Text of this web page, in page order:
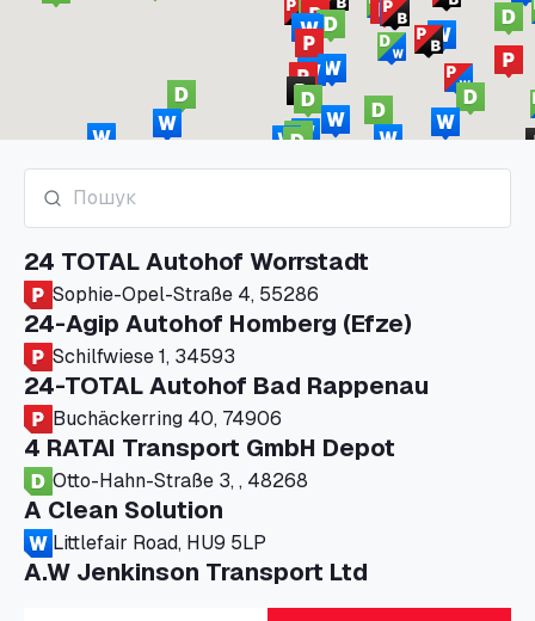
24 TOTAL Autohof Worrstadt
Sophie-Opel-Straße 4, 55286
24-Agip Autohof Homberg (Efze)
Schilfwiese 1, 34593
24-TOTAL Autohof Bad Rappenau
Buchäckerring 40, 74906
4 RATAI Transport GmbH Depot
Otto-Hahn-Straße 3, , 48268
A Clean Solution
Littlefair Road, HU9 5LP
A.W Jenkinson Transport Ltd
Progress House, ME11 5GA